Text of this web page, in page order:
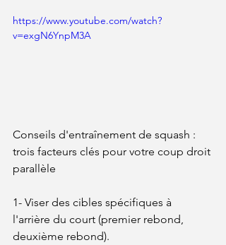
https://www.youtube.com/watch?
v=exgN6YnpM3A
Conseils d'entraînement de squash :
trois facteurs clés pour votre coup droit
parallèle
1- Viser des cibles spécifiques à
l'arrière du court (premier rebond,
deuxième rebond).